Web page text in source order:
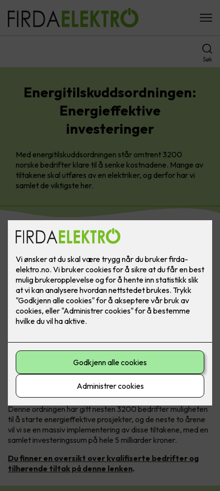
Søk
Energitilskuddsordningen:
Energieffektive
investeringer
Med energitilskuddsordningen står omtrent 3200
norske bedrifter klare til å senke kostnadene. Mange av
tiltakene skal utføres av en elektriker, og derfor har vi
samlet de viktigste her.
I løpet av de siste årene har energiforbruk og bærekraft blitt
stadig viktigere temaer både nasjonalt og internasjonalt.
Som et svar på disse utfordringene har den norske
regjeringen innført energitilskuddsordningen.
Denne ordningen har gitt nesten 3200 bedrifter muligheten
til å starte energieffektive prosjekter, og de neste to årene
vil vi se en massiv implementering av disse tiltakene, med en
samlet investeringssum på hele 5 milliarder kroner.
Du finner en oversikt over kvalifiserte bedrifter og
tilhørende tiltak på denne lenken.